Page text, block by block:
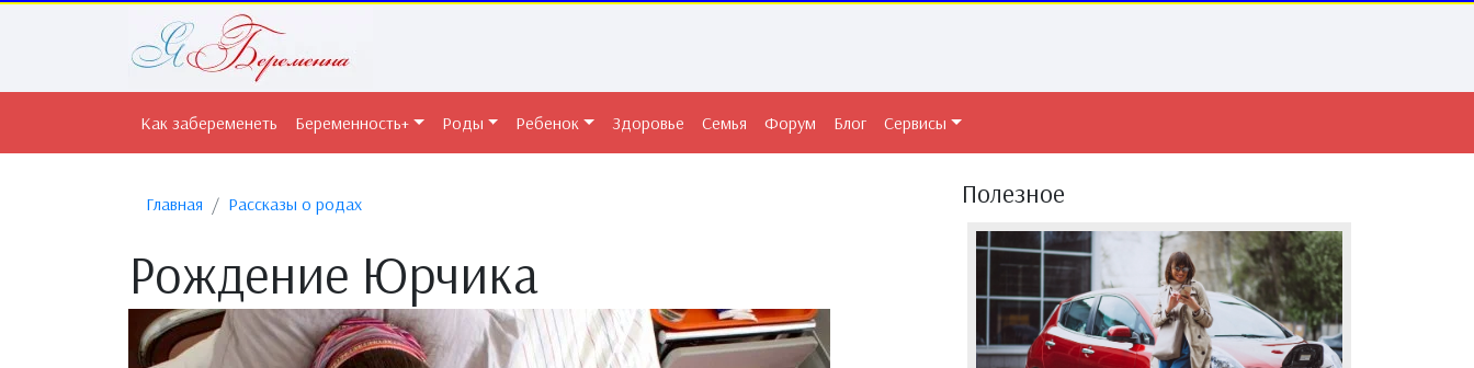
Как забеременеть Беременность+ Роды Ребенок Здоровье Семья Форум Блог Сервисы
Главная Рассказы о родах
Рождение Юрчика
Полезное